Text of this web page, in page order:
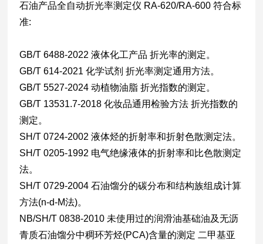
石油产品全自动折光率测定仪 RA-620/RA-600 符合标
准:
GB/T 6488-2022 液体化工产品 折光率的测定。
GB/T 614-2021 化学试剂 折光率测定通用方法。
GB/T 5527-2024 动植物油脂 折光指数的测定。
GB/T 13531.7-2018 化妆品通用检验方法 折光指数的
测定。
SH/T 0724-2002 液体烃的折射率和折射色散测定法。
SH/T 0205-1992 电气绝缘液体的折射率和比色散测定
法。
SH/T 0729-2004 石油馏分的碳分布和结构族组成计算
方法(n-d-M法)。
NB/SH/T 0838-2010 未使用过的润滑油基础油及无沥
青质石油馏分中稠环芳烃(PCA)含量的测定 二甲基亚